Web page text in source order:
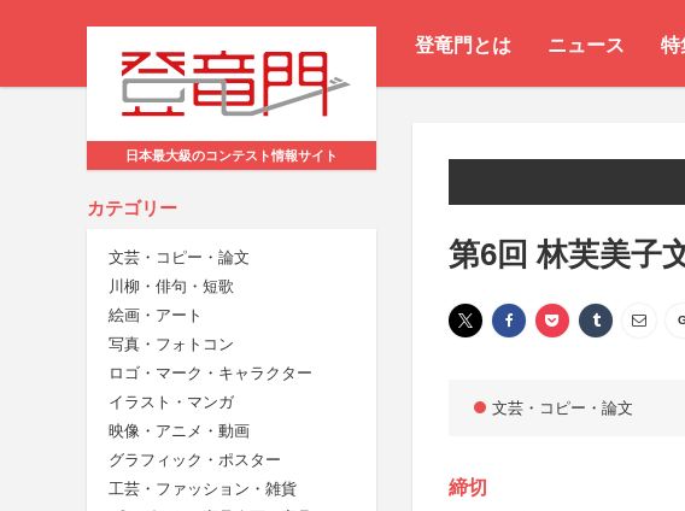
登竜門とは ニュース 特
日本最大級のコンテスト情報サイト
カテゴリー
文芸・コピー・論文
川柳・俳句・短歌
絵画・アート
写真・フォトコン
ロゴ・マーク・キャラクター
イラスト・マンガ
映像・アニメ・動画
グラフィック・ポスター
工芸・ファッション・雑貨
第6回 林芙美子
文芸・コピー・論文
締切